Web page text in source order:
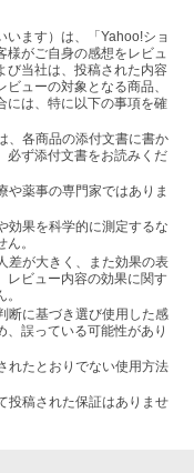
います）は、「Yahoo!ショ
様がご自身の感想をレビュ
び当社は、投稿された内容
ューの対象となる商品、
には、特に以下の事項を確
、各商品の添付文書に書か
必ず添付文書をお読みくだ
や薬事の専門家ではありま
効果を科学的に測定するな
。
差が大きく、また効果の表
レビュー内容の効果に関す
断に基づき選び使用した感
誤っている可能性があり
れたとおりでない使用方法
投稿された保証はありませ